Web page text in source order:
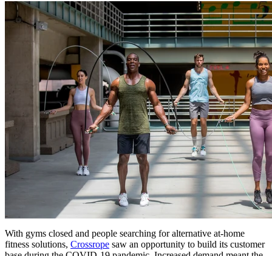
With gyms closed and people searching for alternative at-home
fitness solutions, Crossrope saw an opportunity to build its customer